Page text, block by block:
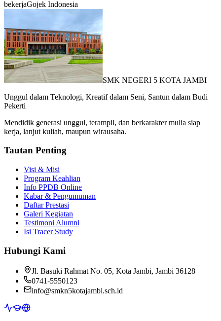
bekerjaGojek Indonesia
SMK NEGERI 5 KOTA JAMBI
Unggul dalam Teknologi, Kreatif dalam Seni, Santun dalam Budi
Pekerti
Mendidik generasi unggul, terampil, dan berkarakter mulia siap
kerja, lanjut kuliah, maupun wirausaha.
Tautan Penting
Visi & Misi
Program Keahlian
Info PPDB Online
Kabar & Pengumuman
Daftar Prestasi
Galeri Kegiatan
Testimoni Alumni
Isi Tracer Study
Hubungi Kami
Jl. Basuki Rahmat No. 05, Kota Jambi, Jambi 36128
0741-5550123
info@smkn5kotajambi.sch.id